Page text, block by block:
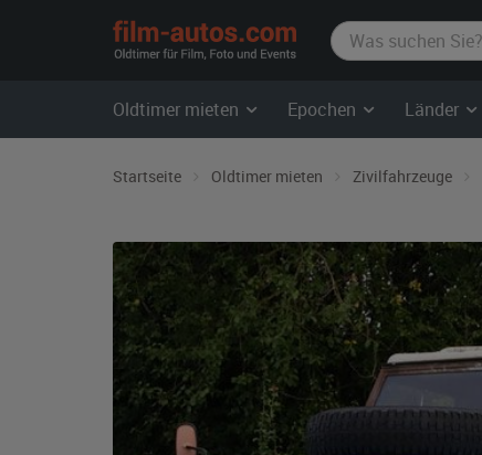
film-
autos.com
Oldtimer mieten Epochen Länder
Startseite Oldtimer mieten Zivilfahrzeuge